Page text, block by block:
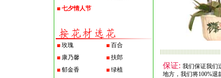
七夕情人节
玫瑰
百合
康乃馨
扶郎
郁金香
绿植 保证: 我们保证我们
地方，我们将100%退